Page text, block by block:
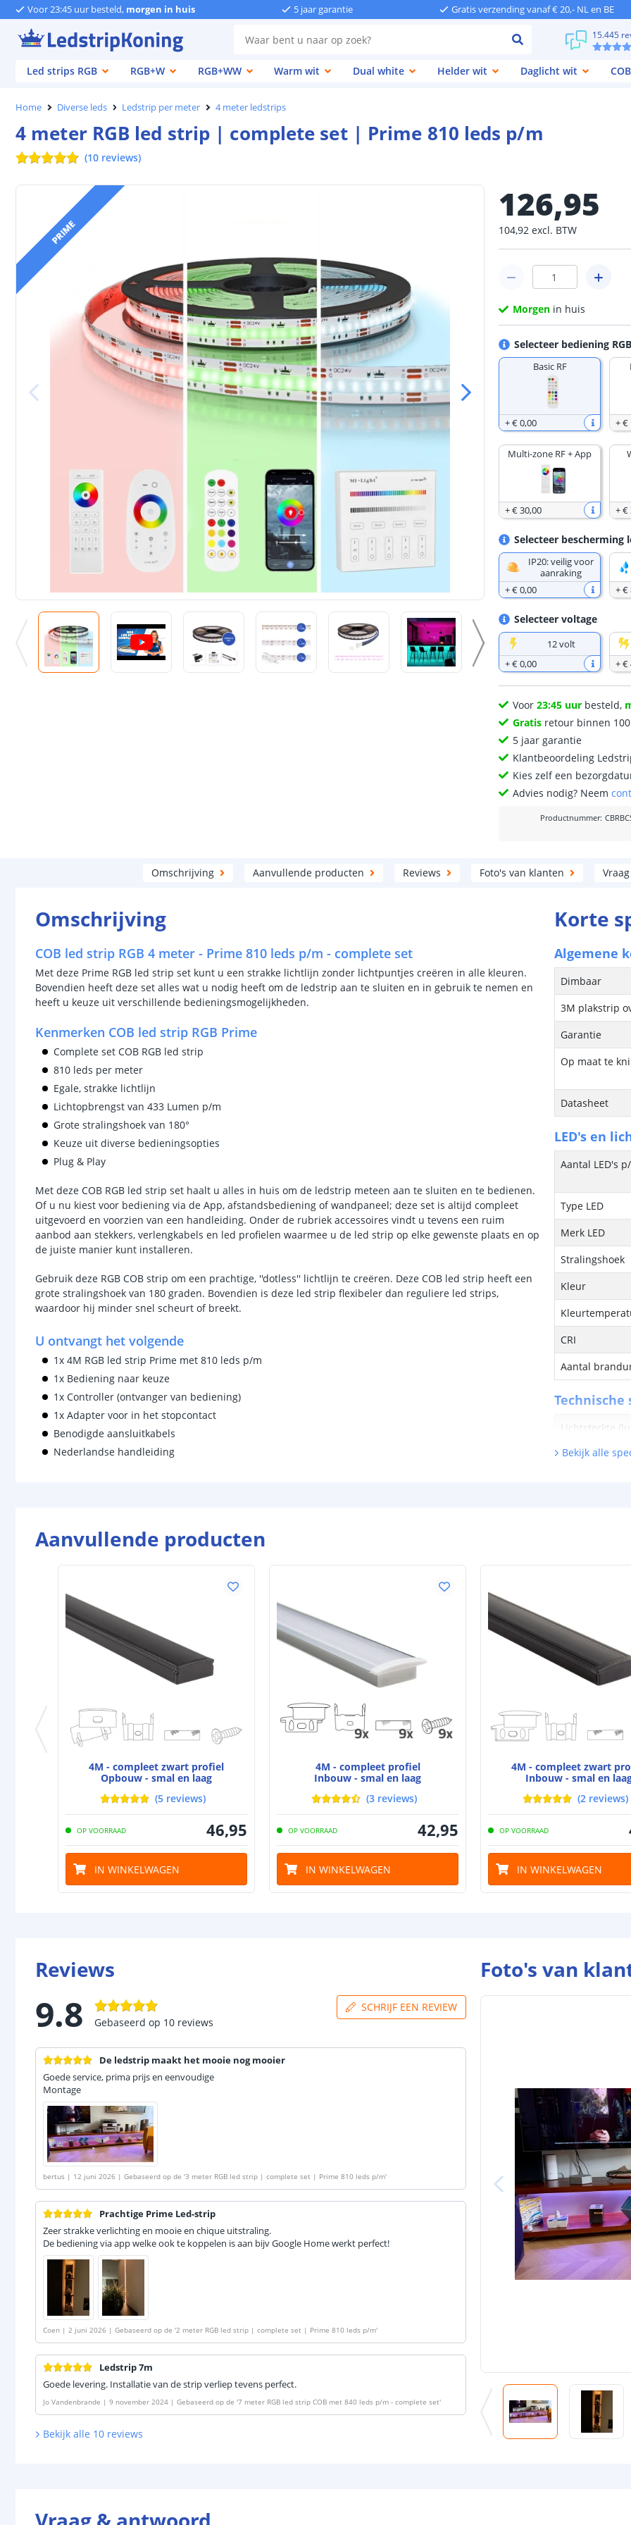
Voor 23:45 uur besteld, morgen in huis 5 jaar garantie Gratis verzending vanaf € 20,- NL en BE
15.445
Led strips RGB
RGB+W RGB+WW Warm wit Dual white Helder wit Daglicht wit COB
Home Diverse leds Ledstrip per meter 4 meter ledstrips
4 meter RGB led strip | complete set | Prime 810 leds p/m
(10 reviews)
PRIME
126,95
104,92 excl. BTW
Morgen in huis
Selecteer bediening
Basic RF
+€ 0,00 +€
Multi-zone RF + App
+€ 30,00 +€
Selecteer bescherming
IP20: veilig voor
aanraking
+€ 0,00
+€
Selecteer voltage
12 volt
+€ 0,00
+€
Voor23:45 uur besteld,
Gratis retour binnen
5 jaar garantie
Klantbeoordeling
Kies zelf een
Advies nodig? Neem
Productnummer:
Omschrijving Aanvullende producten Reviews Foto's van klanten
Omschrijving
COB led strip RGB 4 meter - Prime 810 leds p/m - complete set
Met deze Prime RGB led strip set kunt u een strakke lichtlijn zonder lichtpuntjes creëren in alle kleuren.
Bovendien heeft deze set alles wat u nodig heeft om de ledstrip aan te sluiten en in gebruik te nemen en
heeft u keuze uit verschillende bedieningsmogelijkheden.
Kenmerken COB led strip RGB Prime
Complete set COB RGB led strip
810 leds per meter
Egale, strakke lichtlijn
Lichtopbrengst van 433 Lumen p/m
Grote stralingshoek van 180°
Keuze uit diverse bedieningsopties
Plug & Play
Met deze COB RGB led strip set haalt u alles in huis om de ledstrip meteen aan te sluiten en te bedienen.
Of u nu kiest voor bediening via de App, afstandsbediening of wandpaneel; deze set is altijd compleet
uitgevoerd en voorzien van een handleiding. Onder de rubriek accessoires vindt u tevens een ruim
aanbod aan stekkers, verlengkabels en led profielen waarmee u de led strip op elke gewenste plaats en op
de juiste manier kunt installeren.
Gebruik deze RGB COB strip om een prachtige, ''dotless'' lichtlijn te creëren. Deze COB led strip heeft een
grote stralingshoek van 180 graden. Bovendien is deze led strip flexibeler dan reguliere led strips,
waardoor hij minder snel scheurt of breekt.
U ontvangt het volgende
1x 4M RGB led strip Prime met 810 leds p/m
1x Bediening naar keuze
1x Controller (ontvanger van bediening)
1x Adapter voor in het stopcontact
Benodigde aansluitkabels
Nederlandse handleiding
Korte
Algemene
Dimbaar
3M plakstrip
Garantie
Op maat te
Datasheet
LED's en
Aantal LED's
Type LED
Merk LED
Stralingshoek
Kleur
CRI
Aantal
Technische
Lichtsterkte
Strip
Bescherming
Materiaal
Breedte led
Dikte led strip
Bekijk alle
Aanvullende producten
4M - compleet zwart profiel
Opbouw - smal en laag
(5 reviews)
OP VOORRAAD 46,95
IN WINKELWAGEN
4M - compleet profiel
Inbouw - smal en laag
(3 reviews)
OP VOORRAAD 42,95
IN WINKELWAGEN
4M - compleet zwart
Inbouw - smal en
(2 reviews)
OP VOORRAAD
IN WINKELWAGEN
Reviews
9.8 Gebaseerd op 10 reviews
SCHRIJF EEN REVIEW
De ledstrip maakt het mooie nog mooier
Goede service, prima prijs en eenvoudige
Montage
bertus | 12 juni 2026 | Gebaseerd op de '3 meter RGB led strip | complete set | Prime 810 leds p/m'
Prachtige Prime Led-strip
Zeer strakke verlichting en mooie en chique uitstraling.
De bediening via app welke ook te koppelen is aan bijv Google Home werkt perfect!
Coen | 2 juni 2026 | Gebaseerd op de '2 meter RGB led strip | complete set | Prime 810 leds p/m'
Ledstrip 7m
Goede levering. Installatie van de strip verliep tevens perfect.
Jo Vandenbrande | 9 november 2024 | Gebaseerd op de '7 meter RGB led strip COB met 840 leds p/m - complete set'
Bekijk alle 10 reviews
Foto's van